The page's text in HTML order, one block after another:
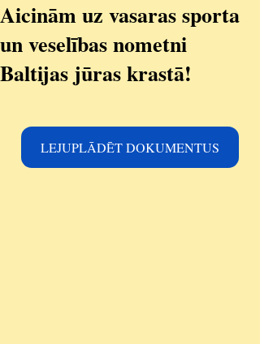
Aicinām uz vasaras sporta
un veselības nometni
Baltijas jūras krastā!
LEJUPLĀDĒT DOKUMENTUS